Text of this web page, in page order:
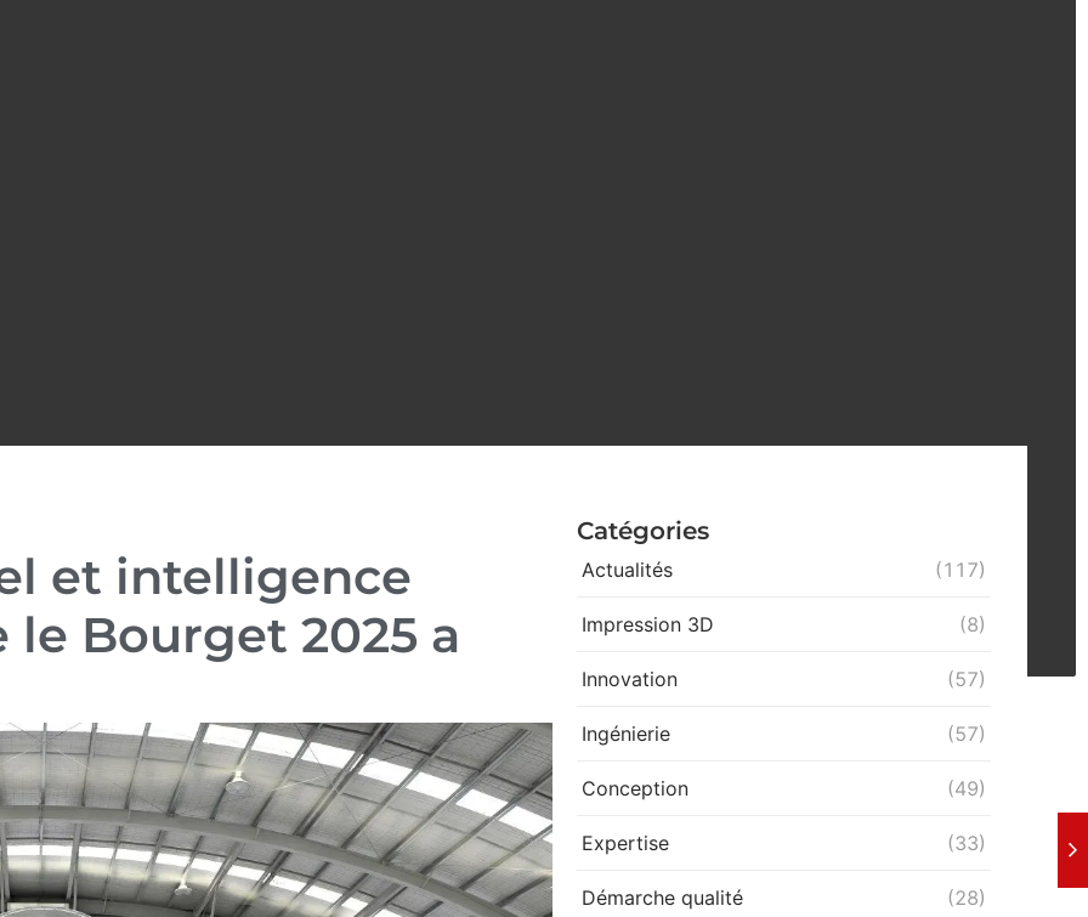
et intelligence
Bourget 2025 a
Catégories
Actualités (117)
Impression 3D (8)
Innovation (57)
Ingénierie (57)
Conception (49)
Expertise (33)
Démarche qualité (28)